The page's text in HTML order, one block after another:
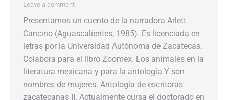
Leave a comment
Presentamos un cuento de la narradora Arlett
Cancino (Aguascalientes, 1985). Es licenciada en
letras por la Universidad Autónoma de Zacatecas.
Colabora para el libro Zoomex. Los animales en la
literatura mexicana y para la antología Y son
nombres de mujeres. Antología de escritoras
zacatecanas II. Actualmente cursa el doctorado en